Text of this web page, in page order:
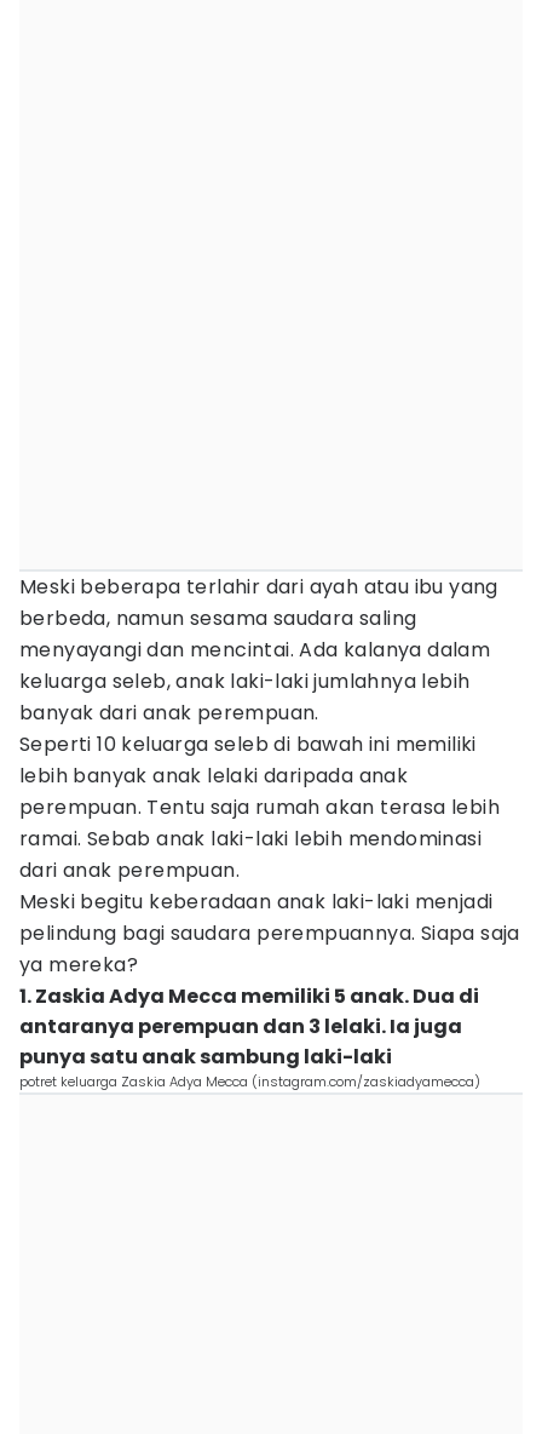
Meski beberapa terlahir dari ayah atau ibu yang
berbeda, namun sesama saudara saling
menyayangi dan mencintai. Ada kalanya dalam
keluarga seleb, anak laki-laki jumlahnya lebih
banyak dari anak perempuan.
Seperti 10 keluarga seleb di bawah ini memiliki
lebih banyak anak lelaki daripada anak
perempuan. Tentu saja rumah akan terasa lebih
ramai. Sebab anak laki-laki lebih mendominasi
dari anak perempuan.
Meski begitu keberadaan anak laki-laki menjadi
pelindung bagi saudara perempuannya. Siapa saja
ya mereka?
1. Zaskia Adya Mecca memiliki 5 anak. Dua di
antaranya perempuan dan 3 lelaki. Ia juga
punya satu anak sambung laki-laki
potret keluarga Zaskia Adya Mecca (instagram.com/zaskiadyamecca)